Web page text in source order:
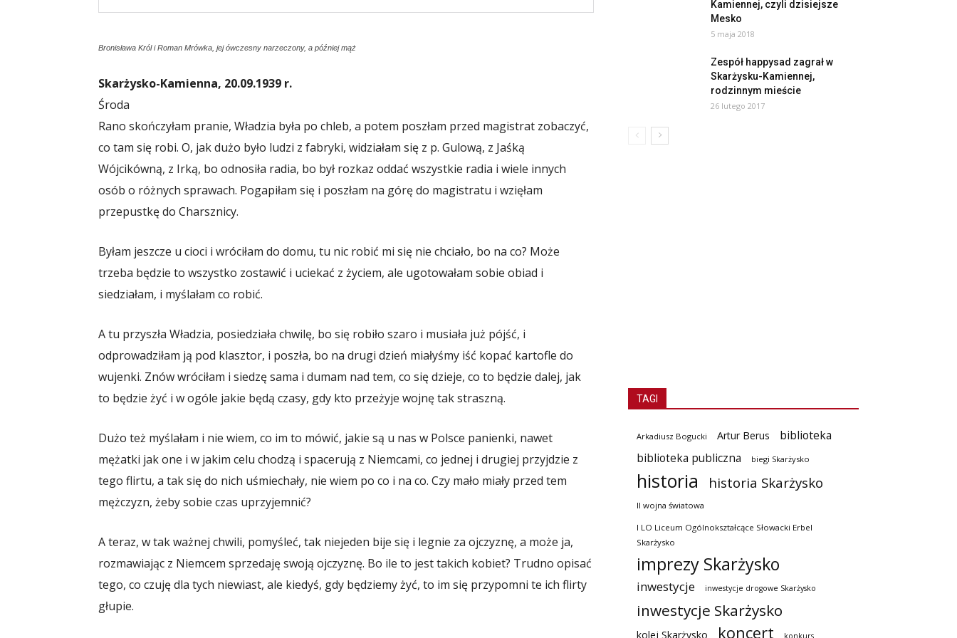
Bronisława Król i Roman Mrówka, jej ówczesny narzeczony, a później mąż
Skarżysko-Kamienna, 20.09.1939 r.
Środa
Rano skończyłam pranie, Władzia była po chleb, a potem poszłam przed magistrat zobaczyć,
co tam się robi. O, jak dużo było ludzi z fabryki, widziałam się z p. Gulową, z Jaśką
Wójcikówną, z Irką, bo odnosiła radia, bo był rozkaz oddać wszystkie radia i wiele innych
osób o różnych sprawach. Pogapiłam się i poszłam na górę do magistratu i wzięłam
przepustkę do Charsznicy.
Byłam jeszcze u cioci i wróciłam do domu, tu nic robić mi się nie chciało, bo na co? Może
trzeba będzie to wszystko zostawić i uciekać z życiem, ale ugotowałam sobie obiad i
siedziałam, i myślałam co robić.
A tu przyszła Władzia, posiedziała chwilę, bo się robiło szaro i musiała już pójść, i
odprowadziłam ją pod klasztor, i poszła, bo na drugi dzień miałyśmy iść kopać kartofle do
wujenki. Znów wróciłam i siedzę sama i dumam nad tem, co się dzieje, co to będzie dalej, jak
to będzie żyć i w ogóle jakie będą czasy, gdy kto przeżyje wojnę tak straszną.
Dużo też myślałam i nie wiem, co im to mówić, jakie są u nas w Polsce panienki, nawet
mężatki jak one i w jakim celu chodzą i spacerują z Niemcami, co jednej i drugiej przyjdzie z
tego flirtu, a tak się do nich uśmiechały, nie wiem po co i na co. Czy mało miały przed tem
mężczyzn, żeby sobie czas uprzyjemnić?
A teraz, w tak ważnej chwili, pomyśleć, tak niejeden bije się i legnie za ojczyznę, a może ja,
rozmawiając z Niemcem sprzedaję swoją ojczyznę. Bo ile to jest takich kobiet? Trudno opisać
tego, co czuję dla tych niewiast, ale kiedyś, gdy będziemy żyć, to im się przypomni te ich flirty
głupie.
Kamiennej, czyli dzisiejsze
Mesko
5 maja 2018
Zespół happysad zagrał w
Skarżysku-Kamiennej,
rodzinnym mieście
26 lutego 2017
TAGI
Arkadiusz Bogucki Artur Berus
biblioteka
biblioteka publiczna
biegi Skarżysko
historia historia Skarżysko
II wojna światowa
I LO Liceum Ogólnokształcące Słowacki Erbel
Skarżysko
imprezy Skarżysko
inwestycje inwestycje drogowe Skarżysko
inwestycje Skarżysko
kolej Skarżysko koncert konkurs